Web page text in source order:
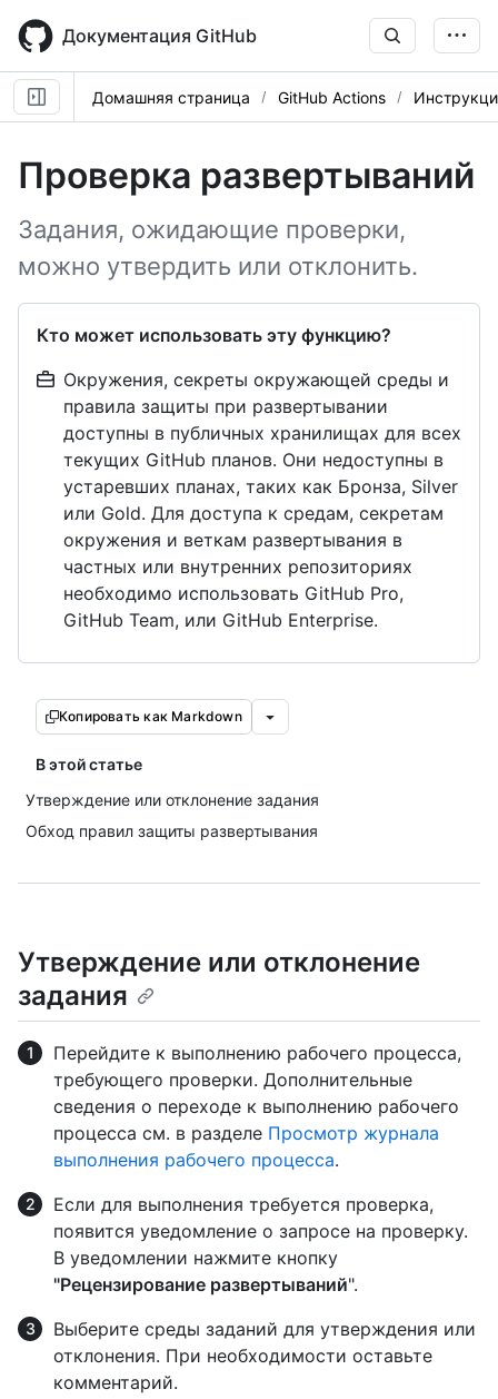
main
content
Документация GitHub
Домашняя страница GitHub Actions
Проверка развертываний
Задания, ожидающие проверки,
можно утвердить или отклонить.
Кто может использовать эту функцию?
Окружения, секреты окружающей среды и
правила защиты при развертывании
доступны в публичных хранилищах для всех
текущих GitHub планов. Они недоступны в
устаревших планах, таких как Бронза, Silver
или Gold. Для доступа к средам, секретам
окружения и веткам развертывания в
частных или внутренних репозиториях
необходимо использовать GitHub Pro,
GitHub Team, или GitHub Enterprise.
Копировать как Markdown
В этой статье
Утверждение или отклонение задания
Обход правил защиты развертывания
Утверждение или отклонение
задания
Перейдите к выполнению рабочего процесса,
требующего проверки. Дополнительные
сведения о переходе к выполнению рабочего
процесса см. в разделе Просмотр журнала
выполнения рабочего процесса.
Если для выполнения требуется проверка,
появится уведомление о запросе на проверку.
В уведомлении нажмите кнопку
"Рецензирование развертываний".
Выберите среды заданий для утверждения или
отклонения. При необходимости оставьте
комментарий.